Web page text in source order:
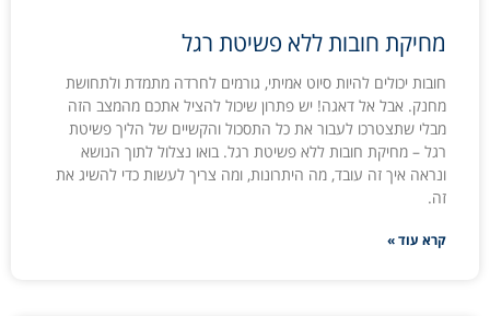
מחיקת חובות ללא פשיטת רגל
חובות יכולים להיות סיוט אמיתי, גורמים לחרדה מתמדת ולתחושת
מחנק. אבל אל דאגה! יש פתרון שיכול להציל אתכם מהמצב הזה
מבלי שתצטרכו לעבור את כל התסכול והקשיים של הליך פשיטת
רגל – מחיקת חובות ללא פשיטת רגל. בואו נצלול לתוך הנושא
ונראה איך זה עובד, מה היתרונות, ומה צריך לעשות כדי להשיג את
זה.
קרא עוד »